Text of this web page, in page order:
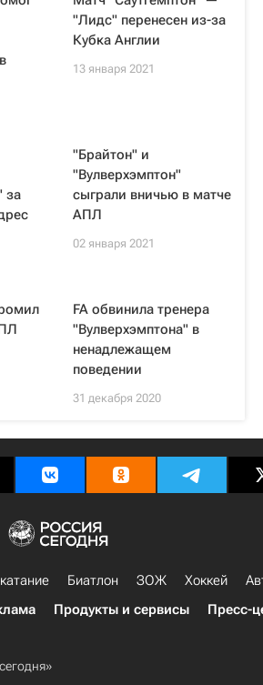
"Лидс" перенесен из-за
Кубка Англии
13 января 2021
за
"Брайтон" и
"Вулверхэмптон"
сыграли вничью в матче
АПЛ
02 января 2021
FA обвинила тренера
"Вулверхэмптона" в
ненадлежащем
поведении
31 декабря 2020
Биатлон ЗОЖ Хоккей
Продукты и сервисы Пресс-